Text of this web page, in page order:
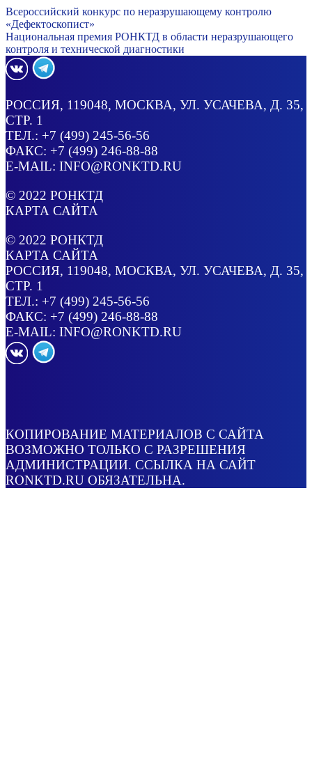
Всероссийский конкурс по неразрушающему контролю
«Дефектоскопист»
Национальная премия РОНКТД в области неразрушающего
контроля и технической диагностики
РОССИЯ, 119048, МОСКВА, УЛ. УСАЧЕВА, Д. 35,
СТР. 1
ТЕЛ.: +7 (499) 245-56-56
ФАКС: +7 (499) 246-88-88
E-MAIL: INFO@RONKTD.RU
© 2022 РОНКТД
КАРТА САЙТА
© 2022 РОНКТД
КАРТА САЙТА
РОССИЯ, 119048, МОСКВА, УЛ. УСАЧЕВА, Д. 35,
СТР. 1
ТЕЛ.: +7 (499) 245-56-56
ФАКС: +7 (499) 246-88-88
E-MAIL: INFO@RONKTD.RU
КОПИРОВАНИЕ МАТЕРИАЛОВ С САЙТА
ВОЗМОЖНО ТОЛЬКО С РАЗРЕШЕНИЯ
АДМИНИСТРАЦИИ. ССЫЛКА НА САЙТ
RONKTD.RU ОБЯЗАТЕЛЬНА.